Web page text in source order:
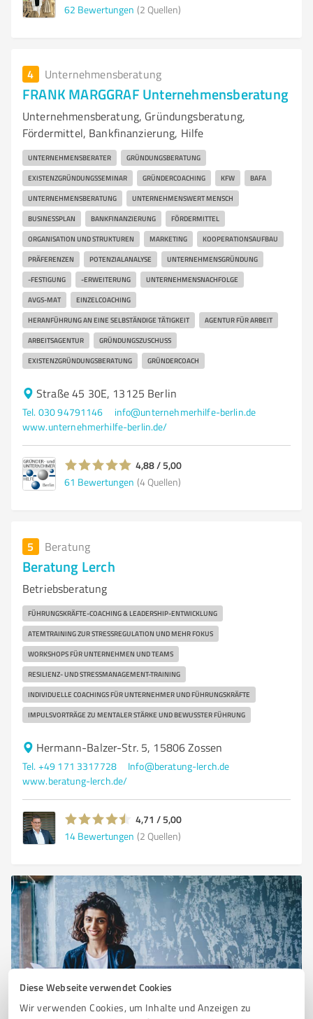
Diese Webseite verwendet Cookies
Wir verwenden Cookies, um Inhalte und Anzeigen zu
62 Bewertungen (2 Quellen)
4 Unternehmensberatung
FRANK MARGGRAF Unternehmensberatung
Unternehmensberatung, Gründungsberatung,
Fördermittel, Bankfinanzierung, Hilfe
UNTERNEHMENSBERATER GRÜNDUNGSBERATUNG
EXISTENZGRÜNDUNGSSEMINAR GRÜNDERCOACHING KFW BAFA
UNTERNEHMENSBERATUNG UNTERNEHMENSWERT MENSCH
BUSINESSPLAN BANKFINANZIERUNG FÖRDERMITTEL
ORGANISATION UND STRUKTUREN MARKETING KOOPERATIONSAUFBAU
PRÄFERENZEN POTENZIALANALYSE UNTERNEHMENSGRÜNDUNG
-FESTIGUNG -ERWEITERUNG UNTERNEHMENSNACHFOLGE
AVGS-MAT EINZELCOACHING
HERANFÜHRUNG AN EINE SELBSTÄNDIGE TÄTIGKEIT AGENTUR FÜR ARBEIT
ARBEITSAGENTUR GRÜNDUNGSZUSCHUSS
EXISTENZGRÜNDUNGSBERATUNG GRÜNDERCOACH
Straße 45 30E, 13125 Berlin
Tel. 030 94791146
info@unternehmerhilfe-berlin.de
www.unternehmerhilfe-berlin.de/
4,88 / 5,00
61 Bewertungen (4 Quellen)
5 Beratung
Beratung Lerch
Betriebsberatung
FÜHRUNGSKRÄFTE-COACHING & LEADERSHIP-ENTWICKLUNG
ATEMTRAINING ZUR STRESSREGULATION UND MEHR FOKUS
WORKSHOPS FÜR UNTERNEHMEN UND TEAMS
RESILIENZ- UND STRESSMANAGEMENT-TRAINING
INDIVIDUELLE COACHINGS FÜR UNTERNEHMER UND FÜHRUNGSKRÄFTE
IMPULSVORTRÄGE ZU MENTALER STÄRKE UND BEWUSSTER FÜHRUNG
Hermann-Balzer-Str. 5, 15806 Zossen
Tel. +49 171 3317728
Info@beratung-lerch.de
www.beratung-lerch.de/
4,71 / 5,00
14 Bewertungen (2 Quellen)
Sie möchten auch hier gelistet werden?